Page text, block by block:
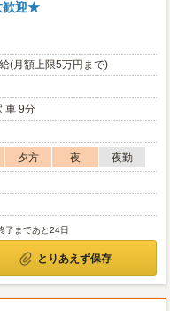
歓迎★
(月額上限5万円まで)
車 9分
夕方 夜
夜勤
了まであと24日
とりあえず保存